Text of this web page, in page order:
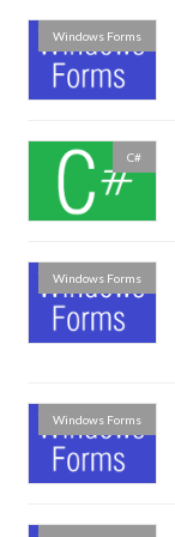
Windows Forms
C#
Windows Forms
Windows Forms